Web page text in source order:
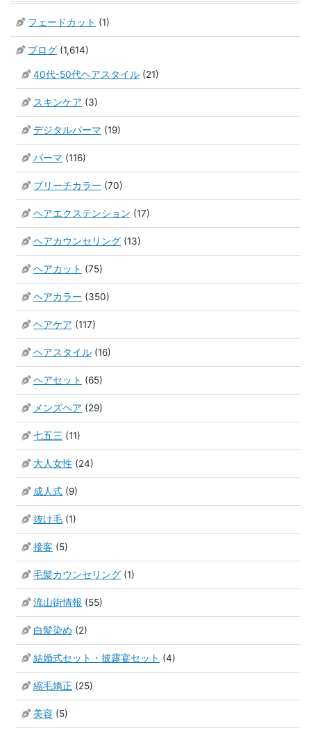
フェードカット (1)
ブログ (1,614)
40代-50代ヘアスタイル (21)
スキンケア (3)
デジタルパーマ (19)
パーマ (116)
ブリーチカラー (70)
ヘアエクステンション (17)
ヘアカウンセリング (13)
ヘアカット (75)
ヘアカラー (350)
ヘアケア (117)
ヘアスタイル (16)
ヘアセット (65)
メンズヘア (29)
七五三 (11)
大人女性 (24)
成人式 (9)
抜け毛 (1)
接客 (5)
毛髪カウンセリング (1)
流山街情報 (55)
白髪染め (2)
結婚式セット・披露宴セット (4)
縮毛矯正 (25)
美容 (5)